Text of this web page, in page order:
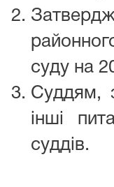
суду на
Суддям,
інші
суддів.